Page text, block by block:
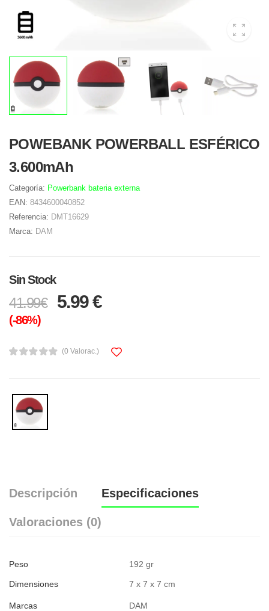
POWEBANK POWERBALL ESFÉRICO
3.600mAh
Categoría: Powerbank bateria externa
EAN: 8434600040852
Referencia: DMT16629
Marca: DAM
Sin Stock
41.99€ 5.99 €
(-86%)
(0 Valorac.)
Descripción Especificaciones
Valoraciones (0)
Peso 192 gr
Dimensiones 7 x 7 x 7 cm
Marcas DAM